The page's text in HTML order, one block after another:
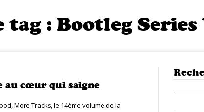
tag : Bootleg Series
au cœur qui saigne
More Tracks, le 14ème volume de la